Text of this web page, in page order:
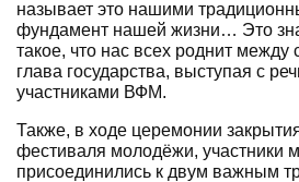
называет это нашими
фундамент нашей жизни… Это
такое, что нас всех роднит
глава государства, выступая с
участниками ВФМ.
Также, в ходе церемонии
фестиваля молодёжи, участники
присоединились к двум важным